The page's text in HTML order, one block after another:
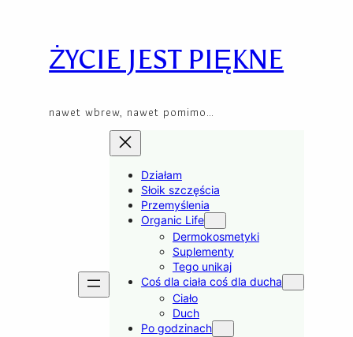
contentŻYCIE JEST PIĘKNE
nawet wbrew, nawet pomimo…
Działam
Słoik szczęścia
Przemyślenia
Organic Life
Dermokosmetyki
Suplementy
Tego unikaj
Coś dla ciała coś dla ducha
Ciało
Duch
Po godzinach